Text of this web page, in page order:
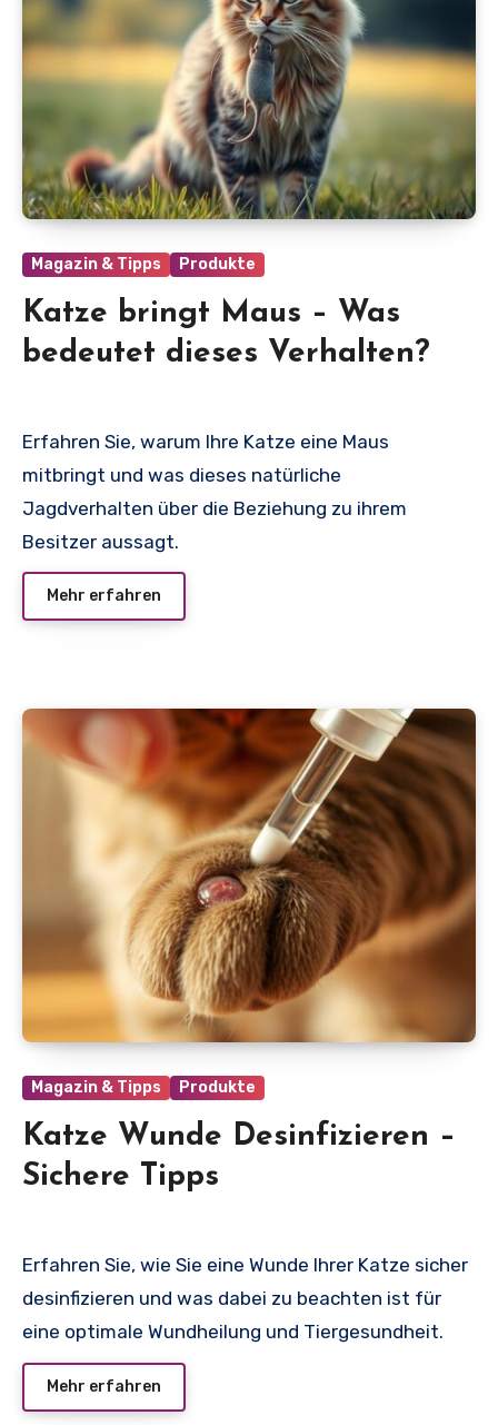
Magazin & Tipps Produkte
Katze bringt Maus – Was
bedeutet dieses Verhalten?
Erfahren Sie, warum Ihre Katze eine Maus
mitbringt und was dieses natürliche
Jagdverhalten über die Beziehung zu ihrem
Besitzer aussagt.
Mehr erfahren
Magazin & Tipps Produkte
Katze Wunde Desinfizieren –
Sichere Tipps
Erfahren Sie, wie Sie eine Wunde Ihrer Katze sicher
desinfizieren und was dabei zu beachten ist für
eine optimale Wundheilung und Tiergesundheit.
Mehr erfahren